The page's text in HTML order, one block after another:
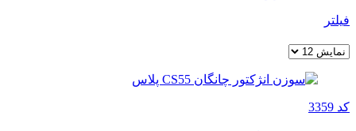
فیلتر
کد 3359